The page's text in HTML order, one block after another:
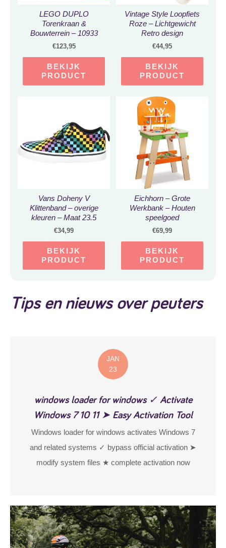
LEGO DUPLO
Torenkraan &
Bouwterrein – 10933
€123,95
BEKIJK
PRODUCT
Vintage Style Loopfiets
Roze – Lichtgewicht
Retro design
€44,95
BEKIJK
PRODUCT
Vans Doheny V
Klittenband – overige
kleuren – Maat 23.5
€34,99
BEKIJK
PRODUCT
Eichhorn – Grote
Werkbank – Houten
speelgoed
€69,99
BEKIJK
PRODUCT
Tips en nieuws over peuters
JAN
23
windows loader for windows ✓ Activate
Windows 7 10 11 ➤ Easy Activation Tool
Windows loader for windows activates Windows 7
and related systems ✓ bypass official activation ➤
modify system files ★ complete activation now